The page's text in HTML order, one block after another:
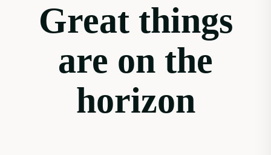
Great things
are on the
horizon